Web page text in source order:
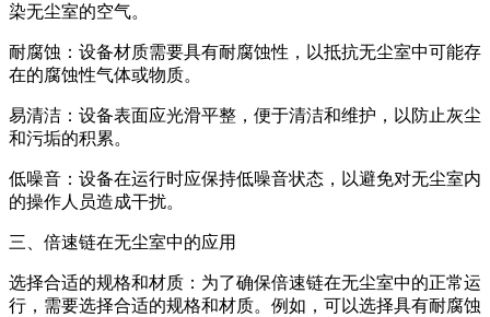
染无尘室的空气。
耐腐蚀：设备材质需要具有耐腐蚀性，以抵抗无尘室中可能存
在的腐蚀性气体或物质。
易清洁：设备表面应光滑平整，便于清洁和维护，以防止灰尘
和污垢的积累。
低噪音：设备在运行时应保持低噪音状态，以避免对无尘室内
的操作人员造成干扰。
三、倍速链在无尘室中的应用
选择合适的规格和材质：为了确保倍速链在无尘室中的正常运
行，需要选择合适的规格和材质。例如，可以选择具有耐腐蚀